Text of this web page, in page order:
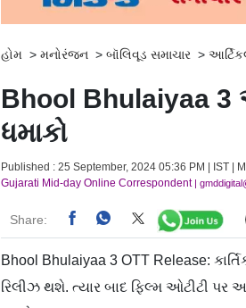
હોમ > મનોરંજન > બૉલિવૂડ સમાચાર >
Bhool Bhulaiyaa 3
ધમાકો
Published : 25 September, 2024 05:36 PM | IST |
Gujarati Mid-day Online Correspondent|
Share:
Bhool Bhulaiyaa 3 OTT Release:
રિલીઝ થશે. ત્યાર બાદ ફિલ્મ ઓટીટી પર